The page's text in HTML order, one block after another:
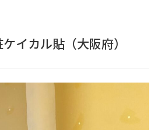
イカル貼（大阪府）